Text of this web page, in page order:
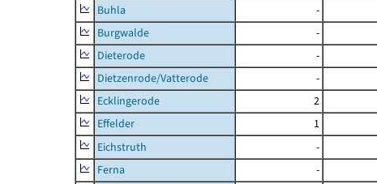
Buhla
-
Burgwalde
-
Dieterode
-
Dietzenrode/Vatterode
-
Ecklingerode
2
Effelder
1
Eichstruth
-
Ferna
-